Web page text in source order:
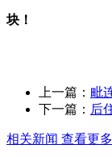
块！
上一篇： 毗
下一篇： 后
相关新闻 查看更